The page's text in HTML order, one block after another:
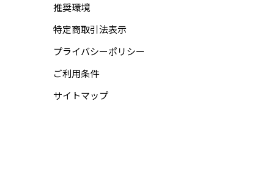
推奨環境
特定商取引法表示
プライバシーポリシー
ご利用条件
サイトマップ